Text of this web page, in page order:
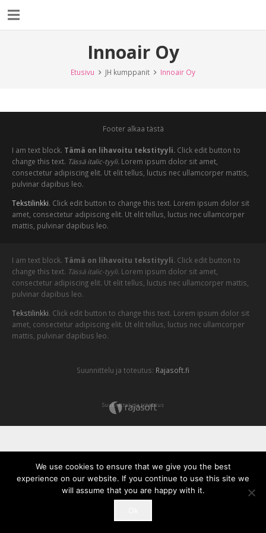
Innoair Oy
Etusivu JH kumppanit Innoair Oy
Footer alkaa tästä
I am text block. Tämä on lihavoitu tekstityyli.Click edit button to
change this text. Tässä italic-tyyli. Lorem ipsum dolor sit amet,
consectetur adipiscing elit. Ut elit tellus, luctus nec ullamcorper mattis,
pulvinar dapibus leo.
Tekstilinkki. Click edit button to change this text. Lorem ipsum dolor sit
amet, consectetur adipiscing elit. Ut elit tellus, luctus nec ullamcorper
mattis, pulvinar dapibus leo.
I am text block. Tämä on lihavoitu tekstityyli. Click edit button to
change this text. Tässä italic-tyyli. Lorem ipsum dolor sit amet,
consectetur adipiscing elit. Ut elit tellus, luctus nec ullamcorper mattis,
pulvinar dapibus leo.
Tekstilinkki. Click edit button to change this text. Lorem ipsum dolor sit
amet, consectetur adipiscing elit. Ut elit tellus, luctus nec ullamcorper
mattis, pulvinar dapibus leo.
Suunnittelu ja toteutus: Rajasoft.fi
Suunnittelu ja toteutus
We use cookies to ensure that we give you the best
experience on our website. If you continue to use this site we
will assume that you are happy with it.